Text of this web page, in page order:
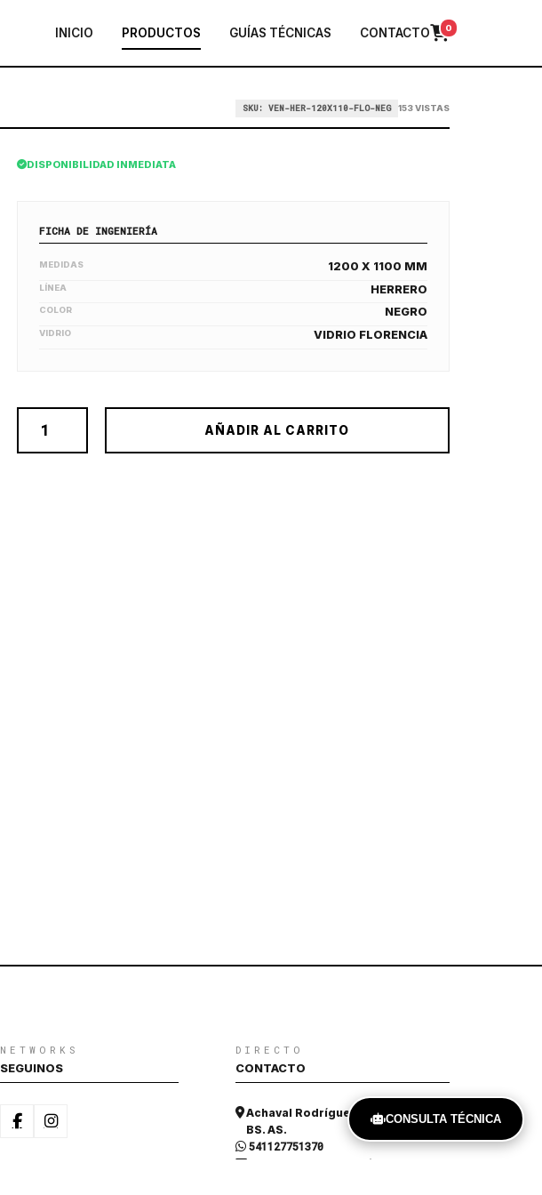
INICIO PRODUCTOS GUÍAS TÉCNICAS CONTACTO 0
SKU: VEN-HER-120X110-FLO-NEG 153 VISTAS
DISPONIBILIDAD INMEDIATA
FICHA DE INGENIERÍA
MEDIDAS 1200 X 1100 MM
LÍNEA HERRERO
COLOR NEGRO
VIDRIO VIDRIO FLORENCIA
AÑADIR AL CARRITO
NETWORKS
SEGUINOS
DIRECTO
CONTACTO
Achaval Rodríguez 909, Ituzaingó,
BS. AS.
541127751370
aralaberturas@gmail.com
CONSULTA TÉCNICA